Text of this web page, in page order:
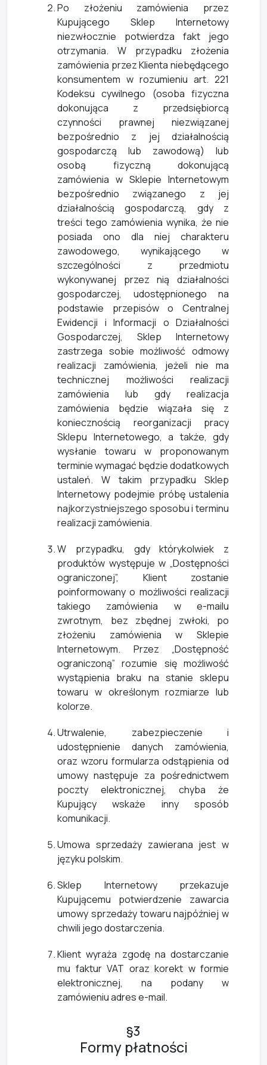
Po złożeniu zamówienia przez
Kupującego Sklep Internetowy
niezwłocznie potwierdza fakt jego
otrzymania. W przypadku złożenia
zamówienia przez Klienta niebędącego
konsumentem w rozumieniu art. 221
Kodeksu cywilnego (osoba fizyczna
dokonująca z przedsiębiorcą
czynności prawnej niezwiązanej
bezpośrednio z jej działalnością
gospodarczą lub zawodową) lub
osobą fizyczną dokonującą
zamówienia w Sklepie Internetowym
bezpośrednio związanego z jej
działalnością gospodarczą, gdy z
treści tego zamówienia wynika, że nie
posiada ono dla niej charakteru
zawodowego, wynikającego w
szczególności z przedmiotu
wykonywanej przez nią działalności
gospodarczej, udostępnionego na
podstawie przepisów o Centralnej
Ewidencji i Informacji o Działalności
Gospodarczej, Sklep Internetowy
zastrzega sobie możliwość odmowy
realizacji zamówienia, jeżeli nie ma
technicznej możliwości realizacji
zamówienia lub gdy realizacja
zamówienia będzie wiązała się z
koniecznością reorganizacji pracy
Sklepu Internetowego, a także, gdy
wysłanie towaru w proponowanym
terminie wymagać będzie dodatkowych
ustaleń. W takim przypadku Sklep
Internetowy podejmie próbę ustalenia
najkorzystniejszego sposobu i terminu
realizacji zamówienia.
W przypadku, gdy którykolwiek z
produktów występuje w „Dostępności
ograniczonej”, Klient zostanie
poinformowany o możliwości realizacji
takiego zamówienia w e-mailu
zwrotnym, bez zbędnej zwłoki, po
złożeniu zamówienia w Sklepie
Internetowym. Przez „Dostępność
ograniczoną” rozumie się możliwość
wystąpienia braku na stanie sklepu
towaru w określonym rozmiarze lub
kolorze.
Utrwalenie, zabezpieczenie i
udostępnienie danych zamówienia,
oraz wzoru formularza odstąpienia od
umowy następuje za pośrednictwem
poczty elektronicznej, chyba że
Kupujący wskaże inny sposób
komunikacji.
Umowa sprzedaży zawierana jest w
języku polskim.
Sklep Internetowy przekazuje
Kupującemu potwierdzenie zawarcia
umowy sprzedaży towaru najpóźniej w
chwili jego dostarczenia.
Klient wyraża zgodę na dostarczanie
mu faktur VAT oraz korekt w formie
elektronicznej, na podany w
zamówieniu adres e-mail.
§3
Formy płatności